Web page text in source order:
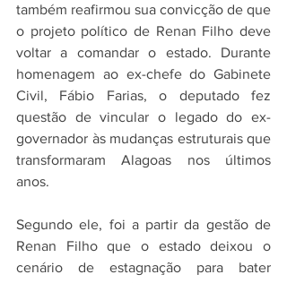
também reafirmou sua convicção de que
o projeto político de Renan Filho deve
voltar a comandar o estado. Durante
homenagem ao ex-chefe do Gabinete
Civil, Fábio Farias, o deputado fez
questão de vincular o legado do ex-
governador às mudanças estruturais que
transformaram Alagoas nos últimos
anos.
Segundo ele, foi a partir da gestão de
Renan Filho que o estado deixou o
cenário de estagnação para bater